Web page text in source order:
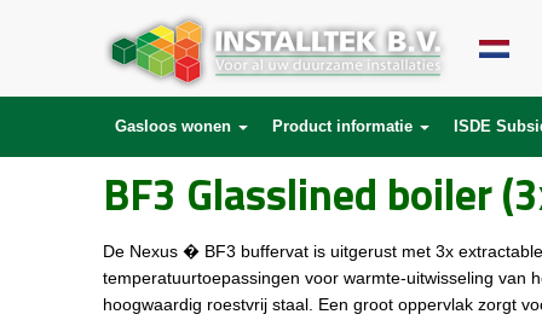
Gasloos wonen Product informatie ISDE
BF3 Glasslined boiler
De Nexus � BF3 buffervat is uitgerust met 3x
temperatuurtoepassingen voor warmte-uitwisseling van
hoogwaardig roestvrij staal. Een groot oppervlak zorgt